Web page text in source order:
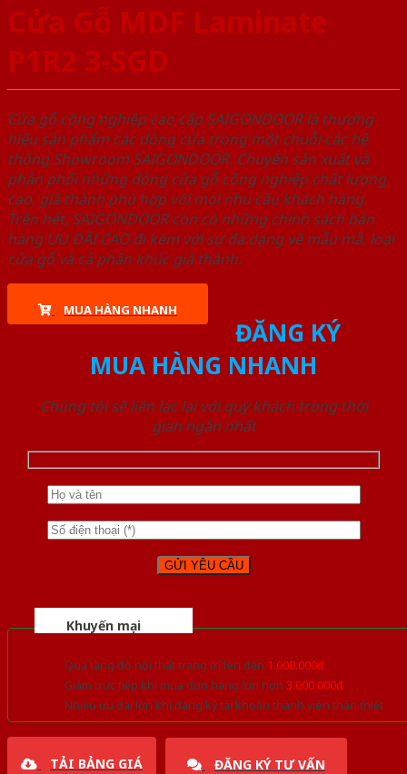
Cửa Gỗ MDF Laminate
P1R2 3-SGD
Cửa gỗ công nghiệp cao cấp SAIGONDOOR là thương
hiệu sản phẩm các dòng cửa trong một chuỗi các hệ
thống Showroom SAIGONDOOR. Chuyên sản xuất và
phân phối những dòng cửa gỗ công nghiệp chất lượng
cao, giá thành phù hợp với mọi nhu cầu khách hàng.
Trên hết, SAIGONDOOR còn có những chính sách bán
hàng ƯU ĐÃI CAO đi kèm với sự đa dạng về mẫu mã, loại
cửa gỗ và cả phân khúc giá thành.
MUA HÀNG NHANH
ĐĂNG KÝ
MUA HÀNG NHANH
Chúng tôi sẽ liên lạc lại với quý khách trong thời
gian ngắn nhất
Khuyến mại
Quà tặng đồ nội thất trang trí lên đến 1.000.000đ
Giảm trực tiếp khi mua đơn hàng lớn hơn 3.000.000đ
Nhiều ưu đãi lớn khi đăng ký tài khoản thành viên thân thiết
TẢI BẢNG GIÁ ĐĂNG KÝ TƯ VẤN